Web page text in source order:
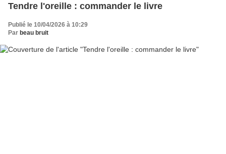
Tendre l'oreille : commander le livre
Publié le 10/04/2026 à 10:29
Par beau bruit